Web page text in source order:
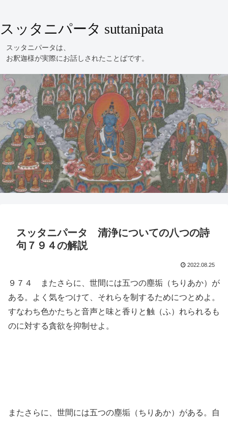
スッタニパータ suttanipata
スッタニパータ 清浄についての八つの詩
句７９４の解説
2022.08.25
９７４ またさらに、世間には五つの塵垢（ちりあか）が
ある。よく気をつけて、それらを制するためにつとめよ。
すなわち色かたちと音声と味と香りと触（ふ）れられるも
のに対する貪欲を抑制せよ。
またさらに、世間には五つの塵垢（ちりあか）がある。自